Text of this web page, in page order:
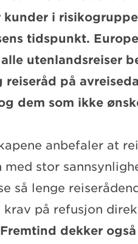
i
tidspunkt.
utenlandsreiser
reiseråd på
dem som ikke
anbefaler at
med stor
så lenge
krav på refusjon
dekker